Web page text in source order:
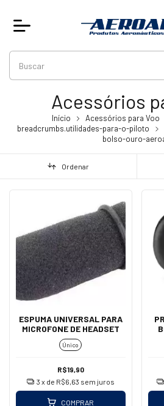
Acessórios
Início Acessórios para Voo
breadcrumbs.utilidades-para-o-piloto
bolso-ouro-
Ordenar
ESPUMA UNIVERSAL PARA
MICROFONE DE HEADSET
Único
R$19,90
3 x de R$6,63 sem juros
COMPRAR